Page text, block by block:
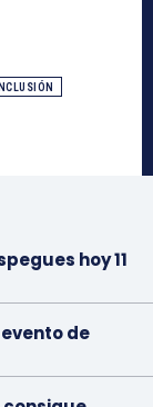
INCLUSIÓN
hoy 11
de